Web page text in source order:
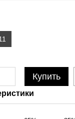
Купить